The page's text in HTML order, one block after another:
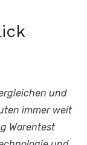
und
immer weit
Warentest